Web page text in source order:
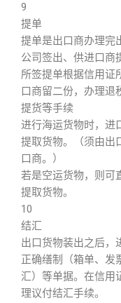
9
提单
提单是出口商办理完
公司签出、供进口
所签提单根据信用证
口商留二份，办理退
提货等手续
进行海运货物时，进
提取货物。（须由出
口商。）
若是空运货物，则可
提取货物。
10
结汇
出口货物装出之后，
正确缮制（箱单、发
汇）等单据。在信用
理议付结汇手续